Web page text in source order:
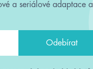
a seriálové adaptace